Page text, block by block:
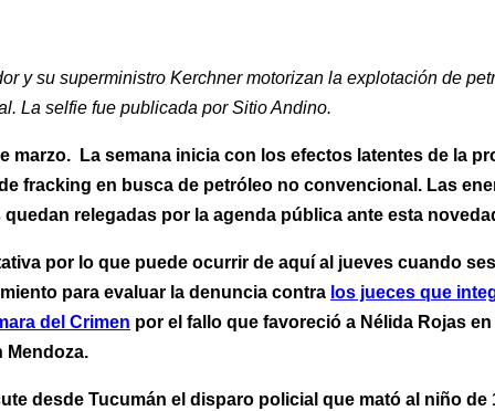
y su superministro Kerchner motorizan la explotación de
La selfie fue publicada por Sitio Andino.
marzo. La semana inicia con los efectos latentes de la
fracking en busca de petróleo no convencional. Las
relegadas por la agenda pública ante esta
por lo que puede ocurrir de aquí al jueves cuando
para evaluar la denuncia contra los jueces que
del Crimen por el fallo que favoreció a Nélida Rojas
Mendoza.
desde Tucumán el disparo policial que mató al niño de